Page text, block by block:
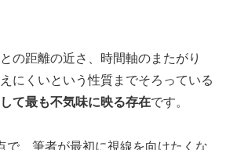
の距離の近さ、時間軸のまたがり
にくいという性質までそろっている
て最も不気味に映る存在です。
で、筆者が最初に視線を向けたくな